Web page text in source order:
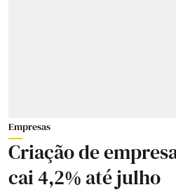
Empresas
Criação de
cai 4,2% até julho